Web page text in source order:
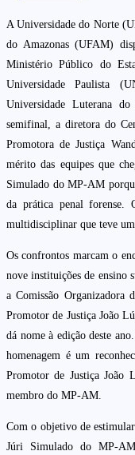
A Universidade do Norte
do Amazonas (UFAM)
Ministério Público do
Universidade Paulista
Universidade Luterana
semifinal, a diretora do
Promotora de Justiça
mérito das equipes que
Simulado do MP-AM
da prática penal forense.
multidisciplinar que teve
Os confrontos marcam o
nove instituições de ensino
a Comissão Organizadora
Promotor de Justiça João
dá nome à edição deste
homenagem é um
Promotor de Justiça João
membro do MP-AM.
Com o objetivo de
Júri Simulado do MP-